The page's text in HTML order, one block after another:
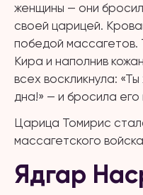
женщины — они
своей царицей.
победой массагетов.
Кира и наполнив
всех воскликнула:
дна!» — и бросила его
Царица Томирис
массагетского
Ядгар